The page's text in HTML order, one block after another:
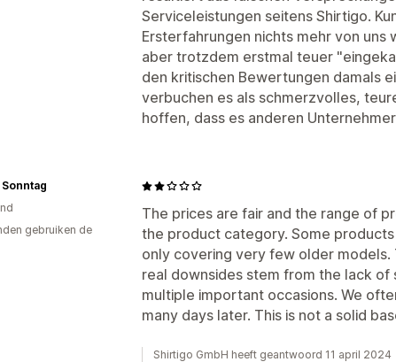
Serviceleistungen seitens Shirtigo.
Ersterfahrungen nichts mehr von uns
aber trotzdem erstmal teuer
den kritischen Bewertungen damals
verbuchen es als schmerzvolles,
hoffen, dass es anderen
The prices are fair and the range of
the product category. Some
only covering very few older models.
real downsides stem from the lack
multiple important occasions. We
many days later. This is not a solid
gebruiken de
Shirtigo GmbH heeft geantwoord 11 april 2024